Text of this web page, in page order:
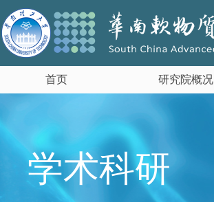
首页 研究院概况
学术科研